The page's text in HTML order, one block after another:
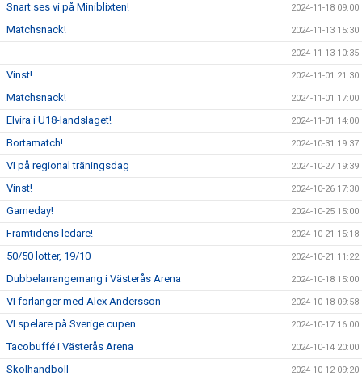
Snart ses vi på Miniblixten! 2024-11-18 09:00
Matchsnack! 2024-11-13 15:30
2024-11-13 10:35
Vinst! 2024-11-01 21:30
Matchsnack! 2024-11-01 17:00
Elvira i U18-landslaget! 2024-11-01 14:00
Bortamatch! 2024-10-31 19:37
VI på regional träningsdag 2024-10-27 19:39
Vinst! 2024-10-26 17:30
Gameday! 2024-10-25 15:00
Framtidens ledare! 2024-10-21 15:18
50/50 lotter, 19/10 2024-10-21 11:22
Dubbelarrangemang i Västerås Arena 2024-10-18 15:00
VI förlänger med Alex Andersson 2024-10-18 09:58
VI spelare på Sverige cupen 2024-10-17 16:00
Tacobuffé i Västerås Arena 2024-10-14 20:00
Skolhandboll 2024-10-12 09:20